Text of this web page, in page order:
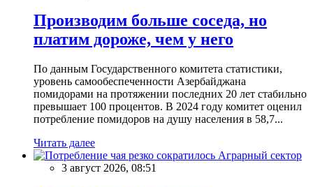
Производим больше соседа, но
платим дороже, чем у него
По данным Государственного комитета статистики,
уровень самообеспеченности Азербайджана
помидорами на протяжении последних 20 лет стабильно
превышает 100 процентов. В 2024 году комитет оценил
потребление помидоров на душу населения в 58,7...
Читать далее
Аграрный сектор
3 август 2026, 08:51